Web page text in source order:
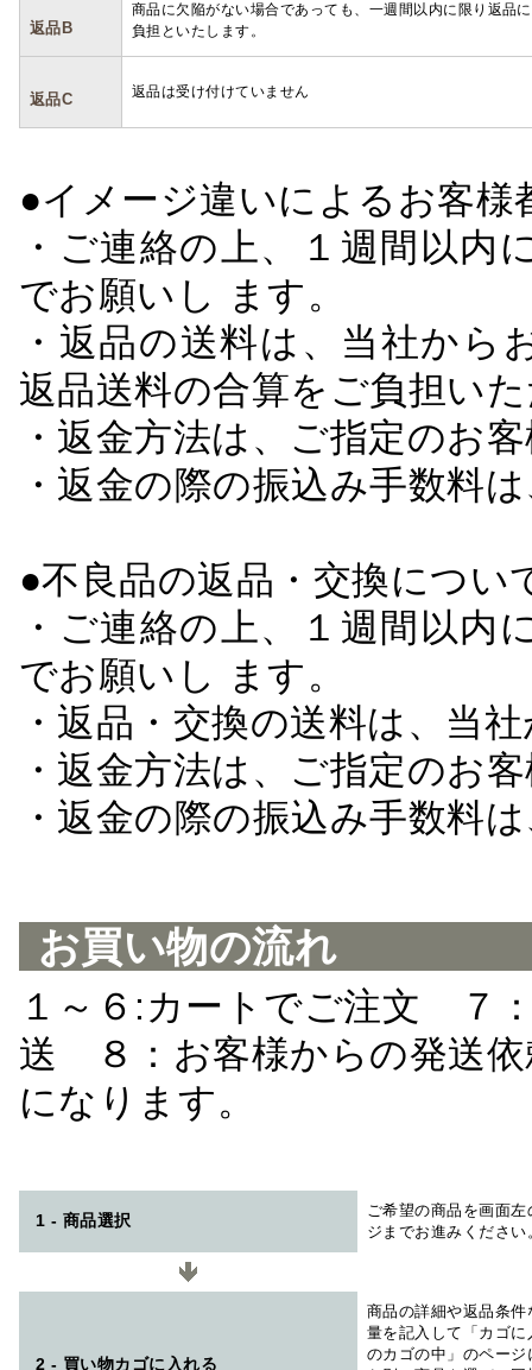
返品B
商品に欠陥がない場合であっても、一週間以内に限り返品
負担といたします。
返品C 返品は受け付けていません
●イメージ違いによるお客
・ご連絡の上、１週間以
でお願いし ます。
・返品の送料は、当社か
返品送料の合算をご負担い
・返金方法は、ご指定のお
・返金の際の振込み手数料
●不良品の返品・交換につい
・ご連絡の上、１週間以
でお願いし ます。
・返品・交換の送料は、当
・返金方法は、ご指定のお
・返金の際の振込み手数料
お買い物の流れ
１～６:カートでご注文 ７
送 ８：お客様からの発送
になります。
1 - 商品選択
ご希望の商品を画面
ジまでお進みください
2 - 買い物カゴに入れる
商品の詳細や返品条
量を記入して「カゴ
のカゴの中」のペー